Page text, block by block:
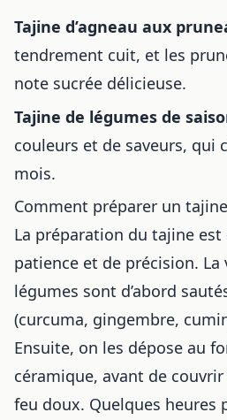
Tajine d’agneau aux
tendrement cuit, et les
note sucrée délicieuse.
Tajine de légumes de
couleurs et de saveurs, qui
mois.
Comment préparer un
La préparation du tajine est
patience et de précision. La
légumes sont d’abord
(curcuma, gingembre,
Ensuite, on les dépose au
céramique, avant de
feu doux. Quelques heures